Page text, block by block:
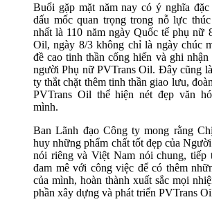
Buổi gặp mặt năm nay có ý nghĩa
dấu mốc quan trọng trong nỗ lực
nhất là 110 năm ngày Quốc tế phụ
Oil, ngày 8/3 không chỉ là ngày chúc
đề cao tinh thần cống hiến và ghi
người Phụ nữ PVTrans Oil. Đây cũng
ty thắt chặt thêm tinh thần giao lưu,
PVTrans Oil thể hiện nét đẹp văn
mình.
Ban Lãnh đạo Công ty mong rằng
huy những phẩm chất tốt đẹp của
nói riêng và Việt Nam nói chung, tiếp
đam mê với công việc để có thêm
của mình, hoàn thành xuất sắc mọi
phần xây dựng và phát triển PVTrans